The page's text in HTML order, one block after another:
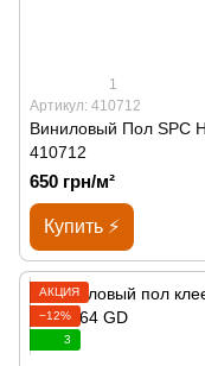
1
Артикул: 410712
Виниловый Пол SPС
410712
650 грн/м²
Купить ⚡
АКЦИЯ
−12%
3